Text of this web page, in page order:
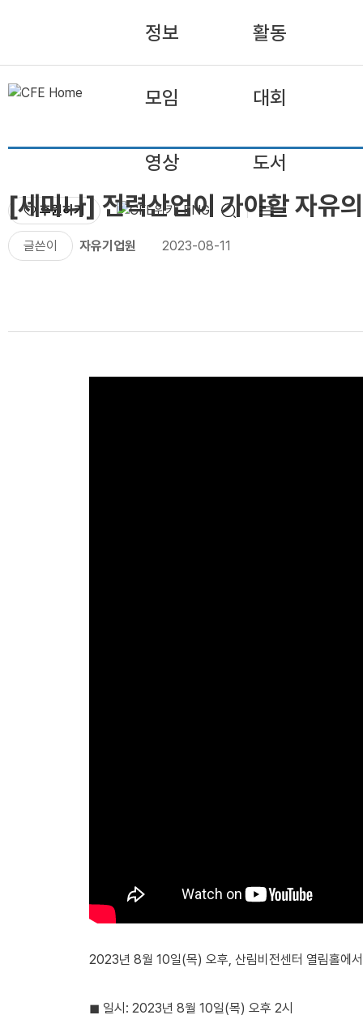
정보 활동
모임 대회
영상 도서
후원하기 ENG
[세미나] 전력산업이 가야할 자유
글쓴이 자유기업원 2023-08-11
2023년 8월 10일(목) 오후, 산림비전센터 열림홀에
◼︎ 일시: 2023년 8월 10일(목) 오후 2시